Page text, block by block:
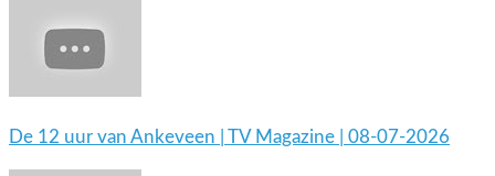
De 12 uur van Ankeveen | TV Magazine | 08-07-2026